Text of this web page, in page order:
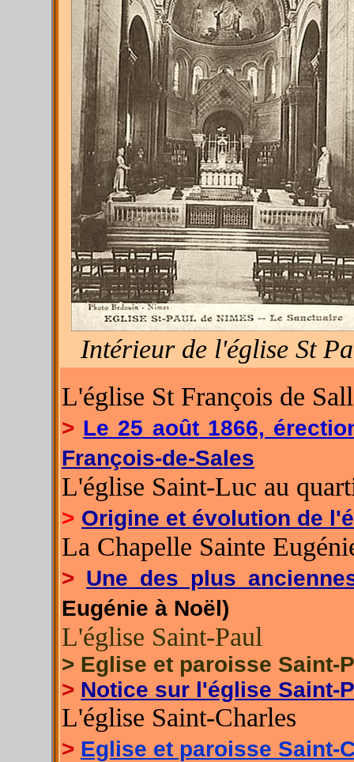
Intérieur de l'église St
L'église St François de
> Le 25 août 1866,
François-de-Sales
L'église Saint-Luc au
> Origine et évolution de
La Chapelle Sainte
> Une des plus
Eugénie à Noël)
L'église Saint-Paul
> Eglise et paroisse Saint-
> Notice sur l'église Saint-
L'église Saint-Charles
> Eglise et paroisse Saint-